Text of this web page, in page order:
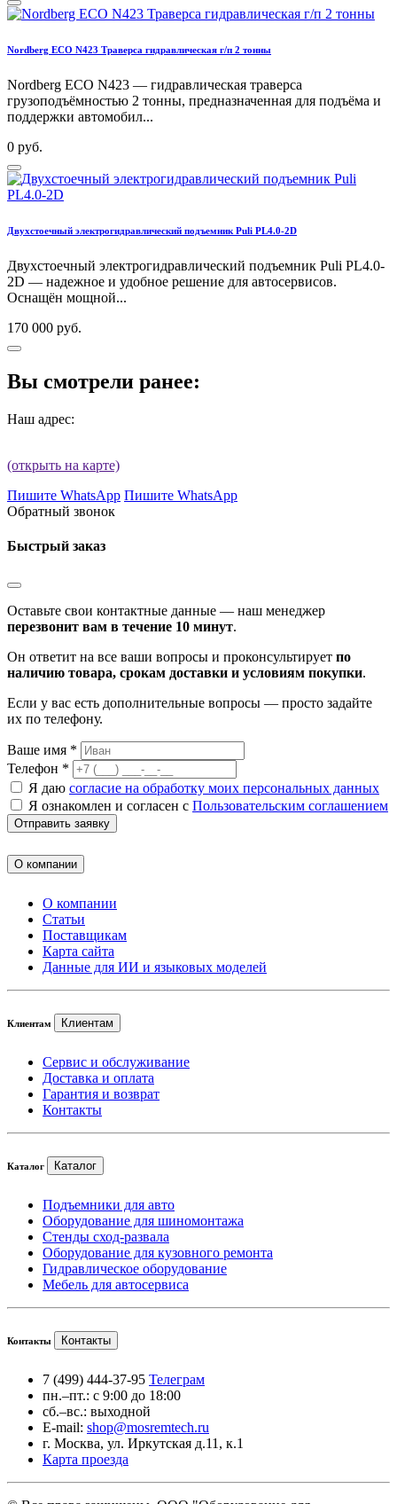
Nordberg ECO N423 Траверса гидравлическая г/п 2 тонны
Nordberg ECO N423 — гидравлическая траверса
грузоподъёмностью 2 тонны, предназначенная для подъёма и
поддержки автомобил...
0 руб.
Двухстоечный электрогидравлический подъемник Puli PL4.0-2D
Двухстоечный электрогидравлический подъемник Puli PL4.0-
2D — надежное и удобное решение для автосервисов.
Оснащён мощной...
170 000 руб.
Вы смотрели ранее:
Наш адрес:
(открыть на карте)
Пишите WhatsApp Пишите WhatsApp
Обратный звонок
Быстрый заказ
Оставьте свои контактные данные — наш менеджер
перезвонит вам в течение 10 минут.
Он ответит на все ваши вопросы и проконсультирует по
наличию товара, срокам доставки и условиям покупки.
Если у вас есть дополнительные вопросы — просто задайте
их по телефону.
Ваше имя *
Телефон *
Я даю согласие на обработку моих персональных данных
Я ознакомлен и согласен с Пользовательским соглашением
Отправить заявку
О компании
О компании
Статьи
Поставщикам
Карта сайта
Данные для ИИ и языковых моделей
Клиентам Клиентам
Сервис и обслуживание
Доставка и оплата
Гарантия и возврат
Контакты
Каталог Каталог
Подъемники для авто
Оборудование для шиномонтажа
Стенды сход-развала
Оборудование для кузовного ремонта
Гидравлическое оборудование
Мебель для автосервиса
Контакты Контакты
7 (499) 444-37-95 Телеграм
пн.–пт.: с 9:00 до 18:00
сб.–вс.: выходной
E-mail: shop@mosremtech.ru
г. Москва, ул. Иркутская д.11, к.1
Карта проезда